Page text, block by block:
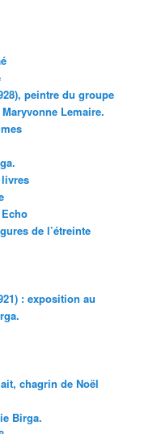
peintre du groupe
Lemaire.
de l’étreinte
: exposition au
chagrin de Noël
Birga.